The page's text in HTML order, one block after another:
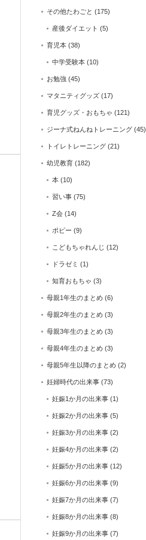
その他たわごと (175)
産後ダイエット (5)
育児本 (38)
中学受験本 (10)
お勉強 (45)
マタニティグッズ (17)
育児グッズ・おもちゃ (121)
ジーナ式ねんねトレーニング (45)
トイレトレーニング (21)
幼児教育 (182)
本 (10)
習い事 (75)
Z会 (14)
ポピー (9)
こどもちゃれんじ (12)
ドラゼミ (1)
知育おもちゃ (3)
母親1年生のまとめ (6)
母親2年生のまとめ (3)
母親3年生のまとめ (3)
母親4年生のまとめ (3)
母親5年生以降のまとめ (2)
妊婦時代の出来事 (73)
妊娠1か月の出来事 (1)
妊娠2か月の出来事 (5)
妊娠3か月の出来事 (2)
妊娠4か月の出来事 (2)
妊娠5か月の出来事 (12)
妊娠6か月の出来事 (9)
妊娠7か月の出来事 (7)
妊娠8か月の出来事 (8)
妊娠9か月の出来事 (7)